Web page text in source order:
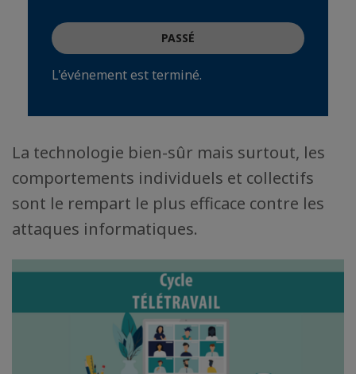
PASSÉ
L'événement est terminé.
La technologie bien-sûr mais surtout, les
comportements individuels et collectifs
sont le rempart le plus efficace contre les
attaques informatiques.